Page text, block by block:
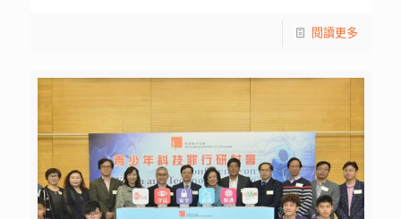
閱讀更多